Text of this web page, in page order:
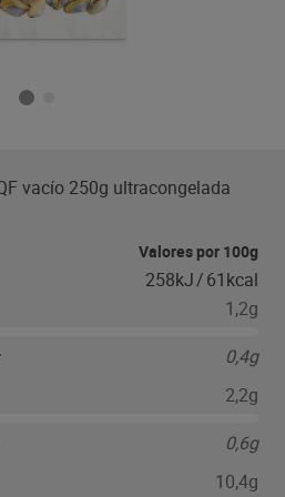
vacío 250g ultracongelada
Valores por 100g
258kJ/61kcal
1,2g
0,4g
2,2g
0,6g
10,4g